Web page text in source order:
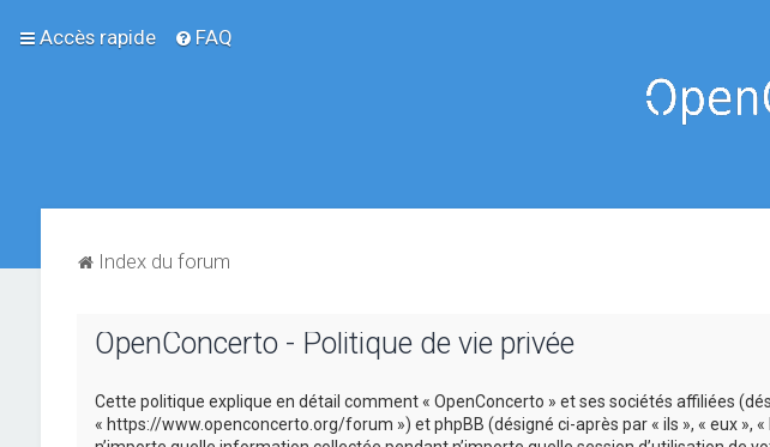
Accès rapide FAQ
Index du forum
OpenConcerto - Politique de vie privée
Cette politique explique en détail comment « OpenConcerto » et ses sociétés affiliées
« https://www.openconcerto.org/forum ») et phpBB (désigné ci-après par « ils », « eux »,